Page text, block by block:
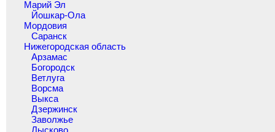
Марий Эл
Йошкар-Ола
Мордовия
Саранск
Нижегородская область
Арзамас
Богородск
Ветлуга
Ворсма
Выкса
Дзержинск
Заволжье